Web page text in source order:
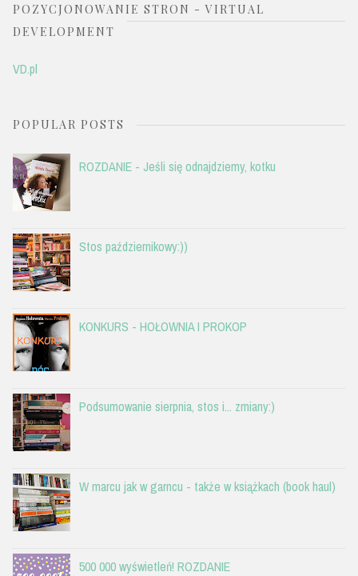
POZYCJONOWANIE STRON - VIRTUAL
DEVELOPMENT
VD.pl
POPULAR POSTS
ROZDANIE - Jeśli się odnajdziemy, kotku
Stos październikowy:))
KONKURS - HOŁOWNIA I PROKOP
Podsumowanie sierpnia, stos i... zmiany:)
W marcu jak w garncu - także w książkach (book haul)
500 000 wyświetleń! ROZDANIE